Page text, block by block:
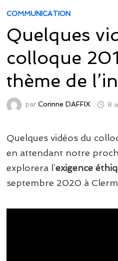
COMMUNICATION
Quelques
colloque
thème de
par Corinne DAFFIX 8
Quelques vidéos du
en attendant notre
explorera l’exigence
septembre 2020 à